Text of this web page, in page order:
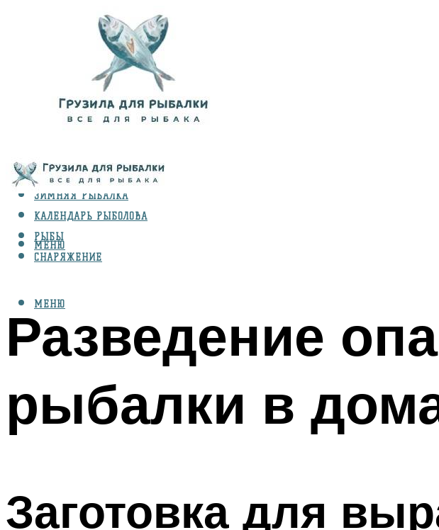
ВИДЫ ЛОВЛИ
ЗИМНЯЯ РЫБАЛКА
КАЛЕНДАРЬ РЫБОЛОВА
РЫБЫ
СНАРЯЖЕНИЕ
МЕНЮ
МЕНЮ
Разведение
рыбалки в
Заготовка для